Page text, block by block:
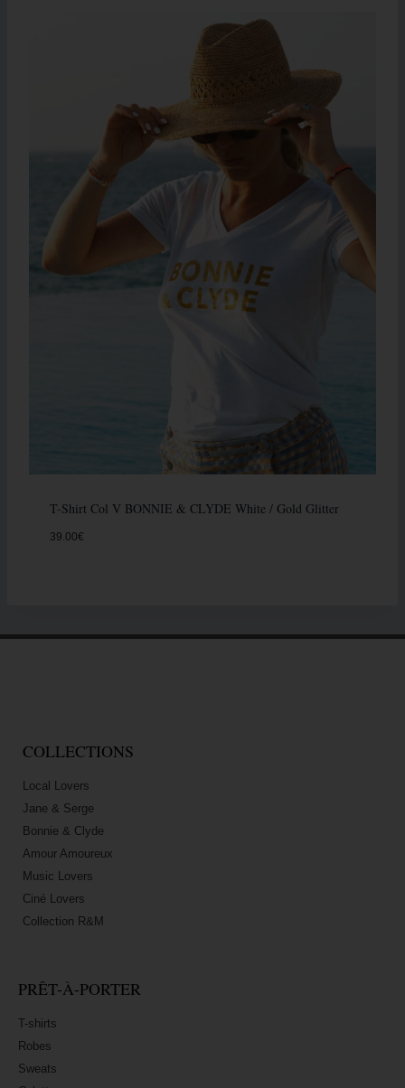
T-Shirt Col V BONNIE & CLYDE White / Gold Glitter
39.00€
COLLECTIONS
Local Lovers
Jane & Serge
Bonnie & Clyde
Amour Amoureux
Music Lovers
Ciné Lovers
Collection R&M
PRÊT-À-PORTER
T-shirts
Robes
Sweats